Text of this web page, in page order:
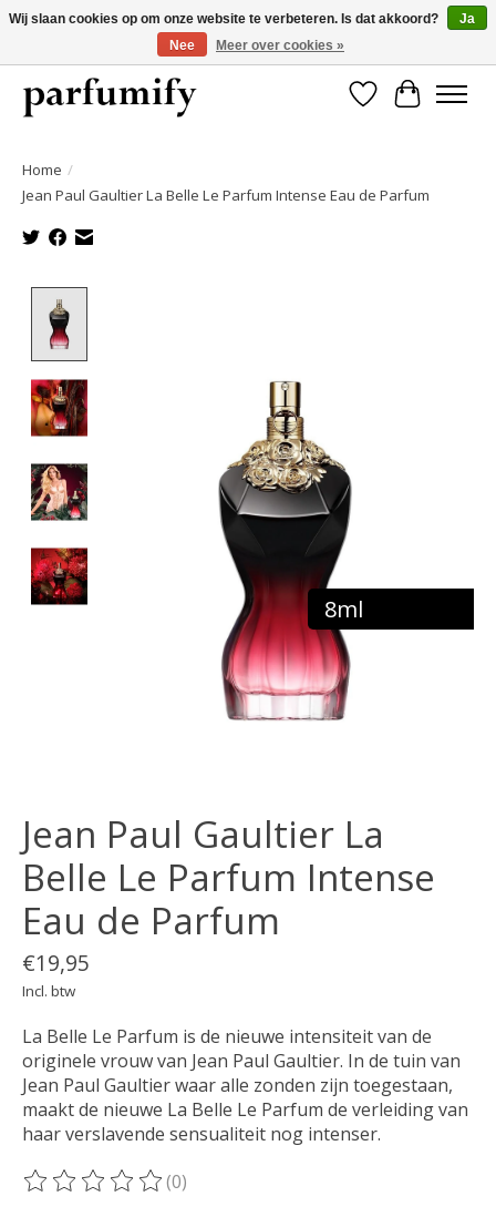
750+ Geuren | Gratis verzending | Maandelijks opzegbaar
Verlanglijst
Home /
Jean Paul Gaultier La Belle Le Parfum Intense Eau de Parfum
8ml
Jean Paul Gaultier La
Belle Le Parfum Intense
Eau de Parfum
€19,95
Incl. btw
La Belle Le Parfum is de nieuwe intensiteit van de
originele vrouw van Jean Paul Gaultier. In de tuin van
Jean Paul Gaultier waar alle zonden zijn toegestaan,
maakt de nieuwe La Belle Le Parfum de verleiding van
haar verslavende sensualiteit nog intenser.
De beoordeling van dit product is
(0)
Wij slaan cookies op om onze website te verbeteren. Is dat akkoord?
Ja
Nee
Meer over cookies »